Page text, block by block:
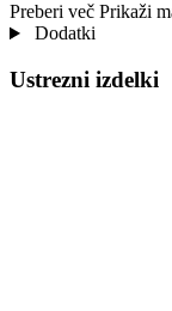
Preberi več Prikaži
Dodatki
Ustrezni izdelki